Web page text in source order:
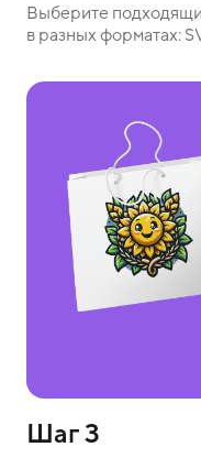
Выберите
в разных форматах:
Шаг 3